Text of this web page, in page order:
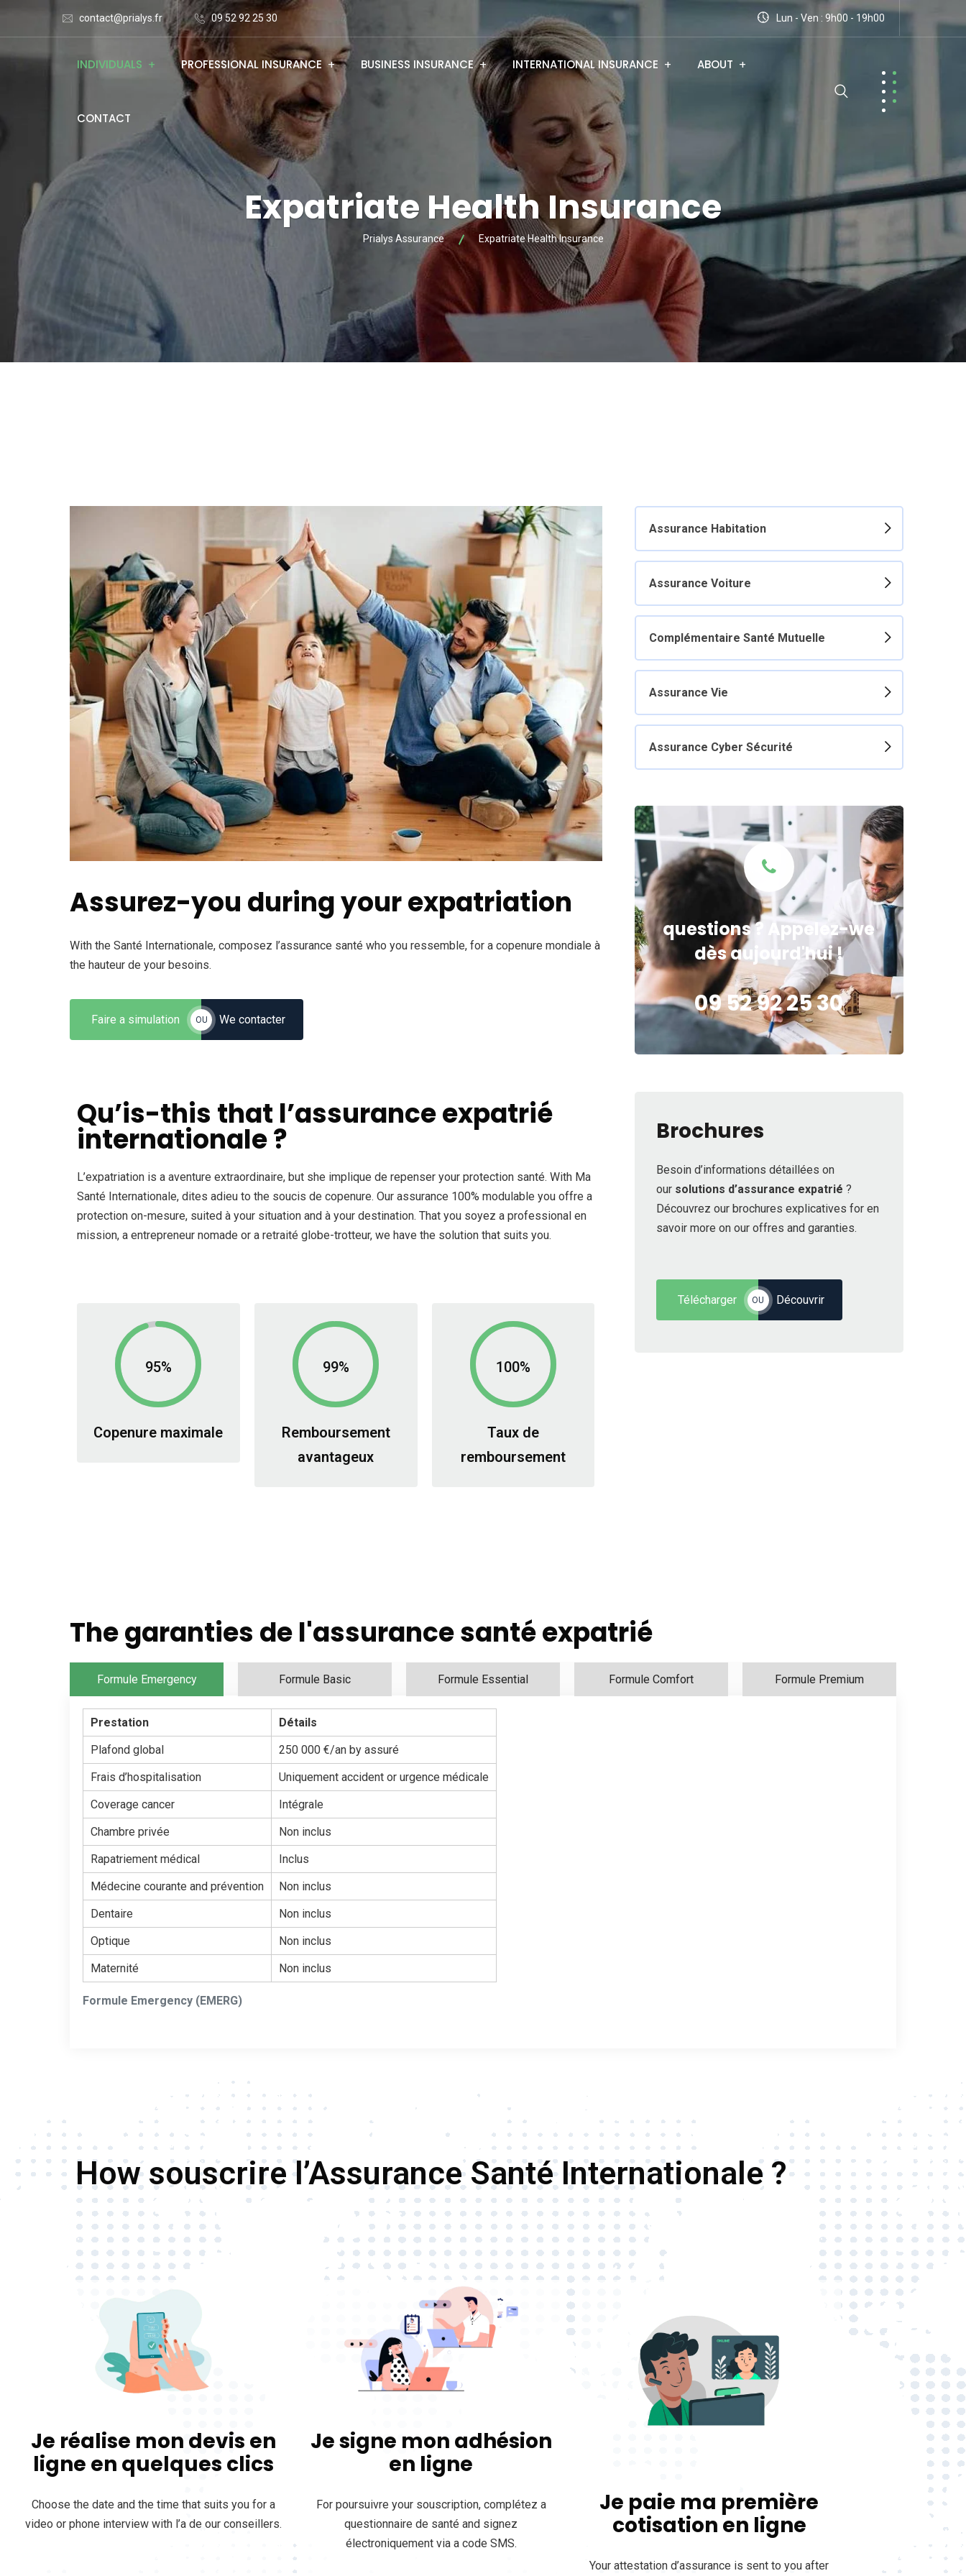
contact@prialys.fr 09 52 92 25 30 Lun - Ven : 9h00 - 19h00
INDIVIDUALS PROFESSIONAL INSURANCE BUSINESS INSURANCE INTERNATIONAL INSURANCE ABOUT
CONTACT
Expatriate Health Insurance
Prialys Assurance Expatriate Health Insurance
Assurez-you during your expatriation
With the Santé Internationale, composez l’assurance santé who you ressemble, for a copenure mondiale à
the hauteur de your besoins.
Faire a simulation OU We contacter
Qu’is-this that l’assurance expatrié
internationale ?
L’expatriation is a aventure extraordinaire, but she implique de repenser your protection santé. With Ma
Santé Internationale, dites adieu to the soucis de copenure. Our assurance 100% modulable you offre a
protection on-mesure, suited à your situation and à your destination. That you soyez a professional en
mission, a entrepreneur nomade or a retraité globe-trotteur, we have the solution that suits you.
95%
Copenure maximale
99%
Remboursement
avantageux
100%
Taux de
remboursement
Assurance Habitation
Assurance Voiture
Complémentaire Santé Mutuelle
Assurance Vie
Assurance Cyber Sécurité
questions ? Appelez-we
dès aujourd'hui !
09 52 92 25 30
Brochures
Besoin d’informations détaillées on
our solutions d’assurance expatrié ?
Découvrez our brochures explicatives for en
savoir more on our offres and garanties.
Télécharger OU Découvrir
The garanties de l'assurance santé expatrié
Formule Emergency Formule Basic Formule Essential Formule Comfort Formule Premium
Formule Emergency (EMERG)
Prestation
Détails
Plafond global
250 000 €/an by assuré
Frais d’hospitalisation
Uniquement accident or urgence médicale
Coverage cancer
Intégrale
Chambre privée
Non inclus
Rapatriement médical
Inclus
Médecine courante and prévention
Non inclus
Dentaire
Non inclus
Optique
Non inclus
Maternité
Non inclus
How souscrire l’Assurance Santé Internationale ?
Je réalise mon devis en
ligne en quelques clics
Choose the date and the time that suits you for a
video or phone interview with l’a de our conseillers.
Je signe mon adhésion
en ligne
For poursuivre your souscription, complétez a
questionnaire de santé and signez
électroniquement via a code SMS.
Je paie ma première
cotisation en ligne
Your attestation d’assurance is sent to you after